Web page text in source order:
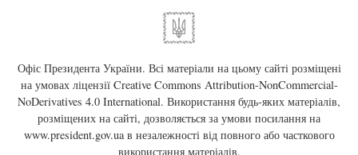
Офіс Президента України. Всі матеріали на цьому сайті розміщені
на умовах ліцензії Creative Commons Attribution-NonCommercial-
NoDerivatives 4.0 International. Використання будь-яких матеріалів,
розміщених на сайті, дозволяється за умови посилання на
www.president.gov.uaв незалежності від повного або часткового
використання матеріалів.